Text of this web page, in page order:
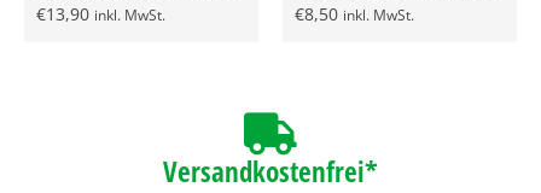
€13,90 inkl. MwSt. €8,50 inkl. MwSt.
Versandkostenfrei*